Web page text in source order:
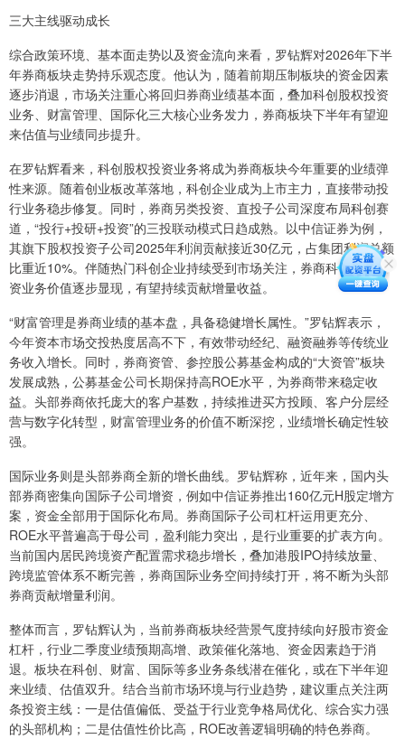
三大主线驱动成长
综合政策环境、基本面走势以及资金流向来看，罗钻辉对2026年下半
年券商板块走势持乐观态度。他认为，随着前期压制板块的资金因素
逐步消退，市场关注重心将回归券商业绩基本面，叠加科创股权投资
业务、财富管理、国际化三大核心业务发力，券商板块下半年有望迎
来估值与业绩同步提升。
在罗钻辉看来，科创股权投资业务将成为券商板块今年重要的业绩弹
性来源。随着创业板改革落地，科创企业成为上市主力，直接带动投
行业务稳步修复。同时，券商另类投资、直投子公司深度布局科创赛
道，“投行+投研+投资”的三投联动模式日趋成熟。以中信证券为例，
其旗下股权投资子公司2025年利润贡献接近30亿元，占集团利润总额
比重近10%。伴随热门科创企业持续受到市场关注，券商科创股权投
资业务价值逐步显现，有望持续贡献增量收益。
“财富管理是券商业绩的基本盘，具备稳健增长属性。”罗钻辉表示，
今年资本市场交投热度居高不下，有效带动经纪、融资融券等传统业
务收入增长。同时，券商资管、参控股公募基金构成的“大资管”板块
发展成熟，公募基金公司长期保持高ROE水平，为券商带来稳定收
益。头部券商依托庞大的客户基数，持续推进买方投顾、客户分层经
营与数字化转型，财富管理业务的价值不断深挖，业绩增长确定性较
强。
国际业务则是头部券商全新的增长曲线。罗钻辉称，近年来，国内头
部券商密集向国际子公司增资，例如中信证券推出160亿元H股定增方
案，资金全部用于国际化布局。券商国际子公司杠杆运用更充分、
ROE水平普遍高于母公司，盈利能力突出，是行业重要的扩表方向。
当前国内居民跨境资产配置需求稳步增长，叠加港股IPO持续放量、
跨境监管体系不断完善，券商国际业务空间持续打开，将不断为头部
券商贡献增量利润。
整体而言，罗钻辉认为，当前券商板块经营景气度持续向好股市资金
杠杆，行业二季度业绩预期高增、政策催化落地、资金因素趋于消
退。板块在科创、财富、国际等多业务条线潜在催化，或在下半年迎
来业绩、估值双升。结合当前市场环境与行业趋势，建议重点关注两
条投资主线：一是估值偏低、受益于行业竞争格局优化、综合实力强
的头部机构；二是估值性价比高，ROE改善逻辑明确的特色券商。